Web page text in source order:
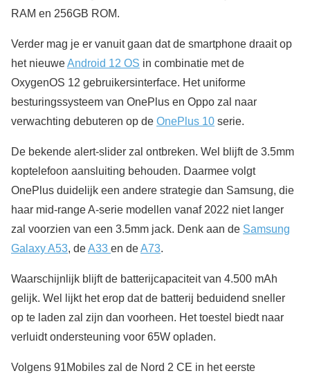
RAM en 256GB ROM.
Verder mag je er vanuit gaan dat de smartphone draait op
het nieuweAndroid 12 OS in combinatie met de
OxygenOS 12 gebruikersinterface. Het uniforme
besturingssysteem van OnePlus en Oppo zal naar
verwachting debuteren op de OnePlus 10 serie.
De bekende alert-slider zal ontbreken. Wel blijft de 3.5mm
koptelefoon aansluiting behouden. Daarmee volgt
OnePlus duidelijk een andere strategie dan Samsung, die
haar mid-range A-serie modellen vanaf 2022 niet langer
zal voorzien van een 3.5mm jack. Denk aan de Samsung
Galaxy A53, deA33 en deA73.
Waarschijnlijk blijft de batterijcapaciteit van 4.500 mAh
gelijk. Wel lijkt het erop dat de batterij beduidend sneller
op te laden zal zijn dan voorheen. Het toestel biedt naar
verluidt ondersteuning voor 65W opladen.
Volgens 91Mobiles zal de Nord 2 CE in het eerste